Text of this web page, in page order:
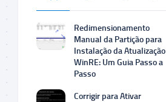
Redimensionamento
Manual da Partição para
Instalação da Atualização
WinRE: Um Guia Passo a
Passo
Corrigir para Ativar